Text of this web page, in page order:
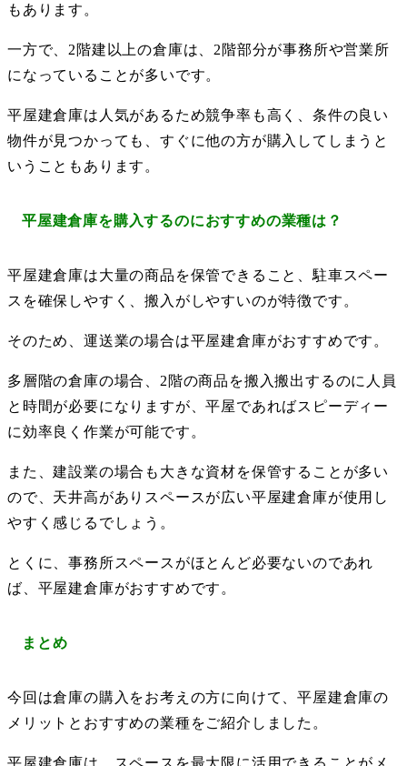
もあります。
一方で、2階建以上の倉庫は、2階部分が事務所や営業所
になっていることが多いです。
平屋建倉庫は人気があるため競争率も高く、条件の良い
物件が見つかっても、すぐに他の方が購入してしまうと
いうこともあります。
平屋建倉庫を購入するのにおすすめの業種は？
平屋建倉庫は大量の商品を保管できること、駐車スペー
スを確保しやすく、搬入がしやすいのが特徴です。
そのため、運送業の場合は平屋建倉庫がおすすめです。
多層階の倉庫の場合、2階の商品を搬入搬出するのに人員
と時間が必要になりますが、平屋であればスピーディー
に効率良く作業が可能です。
また、建設業の場合も大きな資材を保管することが多い
ので、天井高がありスペースが広い平屋建倉庫が使用し
やすく感じるでしょう。
とくに、事務所スペースがほとんど必要ないのであれ
ば、平屋建倉庫がおすすめです。
まとめ
今回は倉庫の購入をお考えの方に向けて、平屋建倉庫の
メリットとおすすめの業種をご紹介しました。
平屋建倉庫は、スペースを最大限に活用できることがメ